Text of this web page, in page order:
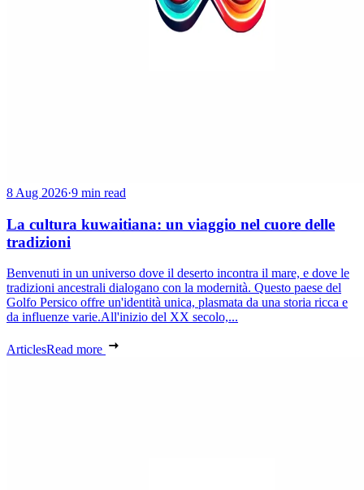
8 Aug 2026·9 min read
La cultura kuwaitiana: un viaggio nel cuore delle
tradizioni
Benvenuti in un universo dove il deserto incontra il mare, e dove le
tradizioni ancestrali dialogano con la modernità. Questo paese del
Golfo Persico offre un'identità unica, plasmata da una storia ricca e
da influenze varie.All'inizio del XX secolo,...
ArticlesRead more